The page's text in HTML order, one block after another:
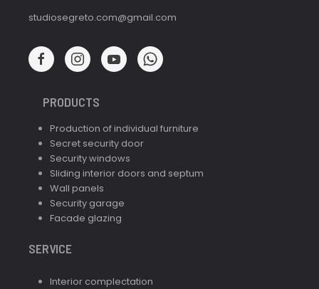
studiosegreto.com@gmail.com
PRODUCTS
Production of individual furniture
Secret security door
Security windows
Sliding interior doors and septum
Wall panels
Security garage
Facade glazing
SERVICE
Interior complectation